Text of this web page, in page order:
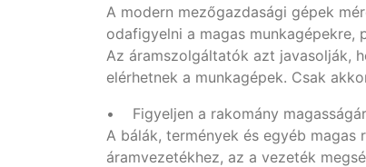
A modern mezőgazdasági gépek
odafigyelni a magas
Az áramszolgáltatók azt javasolják,
elérhetnek a munkagépek. Csak
• Figyeljen a rakomány
A bálák, termények és egyéb
áramvezetékhez, az a vezeték